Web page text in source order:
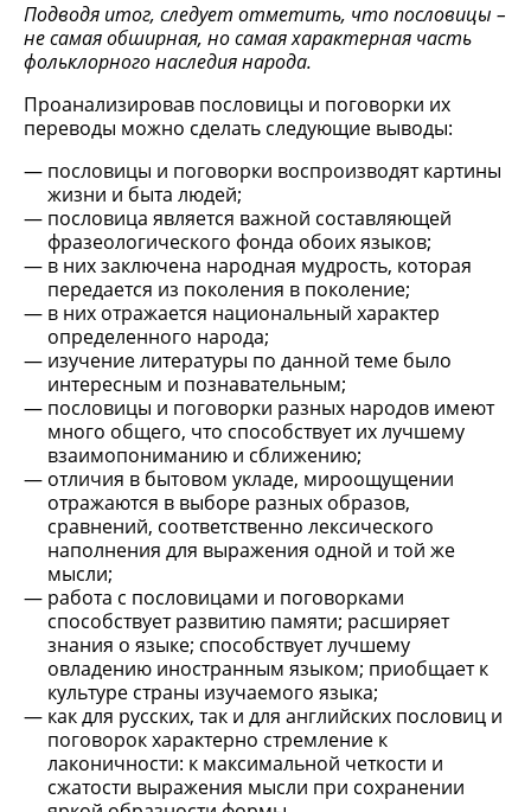
Подводя итог, следует отметить, что пословицы –
не самая обширная, но самая характерная часть
фольклорного наследия народа.
Проанализировав пословицы и поговорки их
переводы можно сделать следующие выводы:
пословицы и поговорки воспроизводят картины
жизни и быта людей;
пословица является важной составляющей
фразеологического фонда обоих языков;
в них заключена народная мудрость, которая
передается из поколения в поколение;
в них отражается национальный характер
определенного народа;
изучение литературы по данной теме было
интересным и познавательным;
пословицы и поговорки разных народов имеют
много общего, что способствует их лучшему
взаимопониманию и сближению;
отличия в бытовом укладе, мироощущении
отражаются в выборе разных образов,
сравнений, соответственно лексического
наполнения для выражения одной и той же
мысли;
работа с пословицами и поговорками
способствует развитию памяти; расширяет
знания о языке; способствует лучшему
овладению иностранным языком; приобщает к
культуре страны изучаемого языка;
как для русских, так и для английских пословиц и
поговорок характерно стремление к
лаконичности: к максимальной четкости и
сжатости выражения мысли при сохранении